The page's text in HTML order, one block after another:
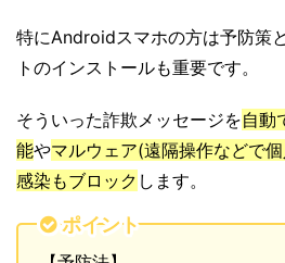
特にAndroidスマホの方は予防策
トのインストールも重要です。
そういった詐欺メッセージを自動
能やマルウェア(遠隔操作などで
感染もブロック します。
ポイント